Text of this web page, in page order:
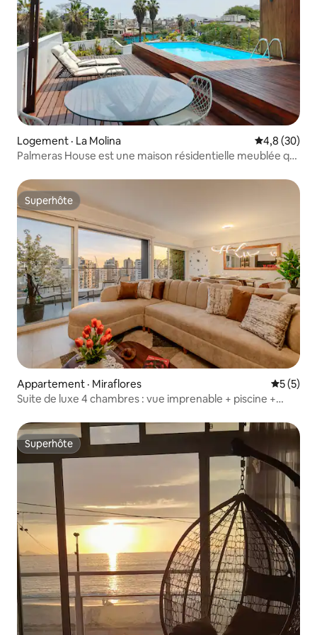
Logement · La Molina Note
4,8 (30)
Palmeras House est une maison résidentielle meublée qui
Superhôte
Superhôte
Appartement · Miraflores Note
5 (5)
Suite de luxe 4 chambres : vue imprenable + piscine +
Superhôte
Superhôte